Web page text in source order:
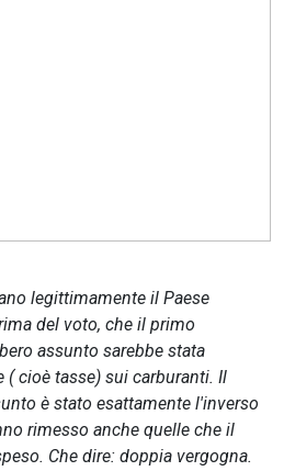
legittimamente il Paese
del voto, che il primo
assunto sarebbe stata
cioè tasse) sui carburanti. Il
è stato esattamente l'inverso
rimesso anche quelle che il
Che dire: doppia vergogna.